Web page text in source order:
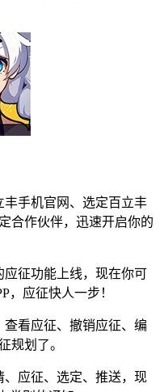
手机官网、选定百立丰
合作伙伴，迅速开启你的
征功能上线，现在你可
，应征快人一步！
看应征、撤销应征、编
规划了。
应征、选定、推送，现